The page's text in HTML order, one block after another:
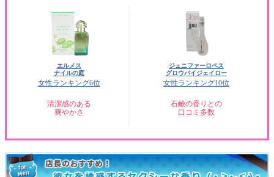
エルメス
ナイルの庭
女性ランキング6位
清潔感のある
爽やかさ
ジェニファーロペス
グロウバイジェイロー
女性ランキング10位
石鹸の香りとの
口コミ多数